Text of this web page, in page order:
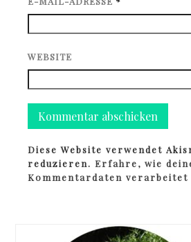
WEBSITE
Diese Website verwendet
reduzieren.Erfahre, wie
Kommentardaten verarbeitet